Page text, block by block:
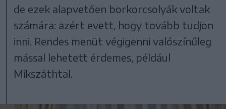
de ezek alapvetően borkorcsolyák voltak
számára: azért evett, hogy tovább tudjon
inni. Rendes menüt végigenni valószínűleg
mással lehetett érdemes, például
Mikszáthtal.